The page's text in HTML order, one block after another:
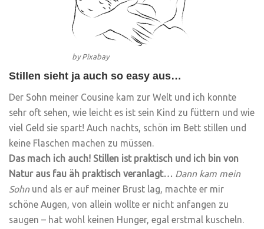
by Pixabay
Stillen sieht ja auch so easy aus…
Der Sohn meiner Cousine kam zur Welt und ich konnte
sehr oft sehen, wie leicht es ist sein Kind zu füttern und wie
viel Geld sie spart! Auch nachts, schön im Bett stillen und
keine Flaschen machen zu müssen.
Das mach ich auch! Stillen ist praktisch und ich bin von
Natur aus fau äh praktisch veranlagt… Dann kam mein
Sohnund als er auf meiner Brust lag, machte er mir
schöne Augen, von allein wollte er nicht anfangen zu
saugen – hat wohl keinen Hunger, egal erstmal kuscheln.